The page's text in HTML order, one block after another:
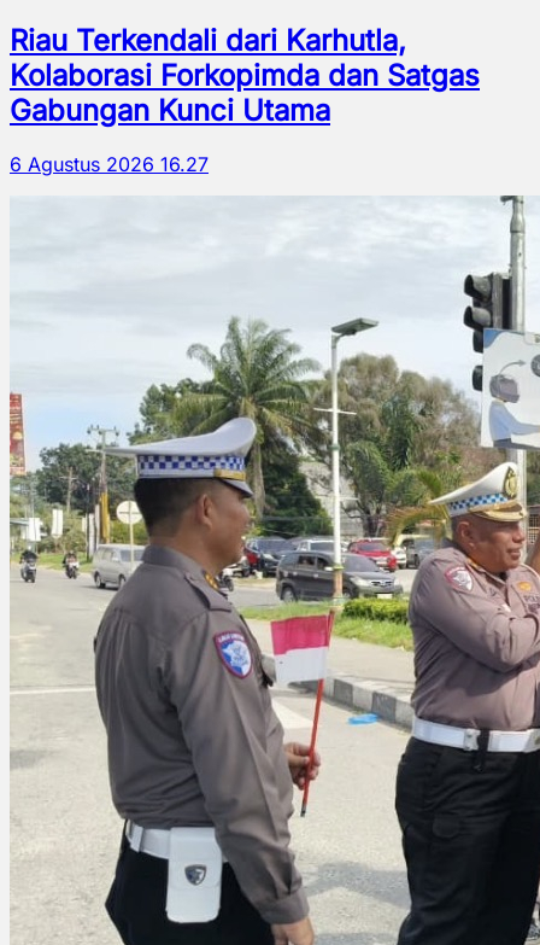
Riau Terkendali dari Karhutla,
Kolaborasi Forkopimda dan Satgas
Gabungan Kunci Utama
6 Agustus 2026 16.27